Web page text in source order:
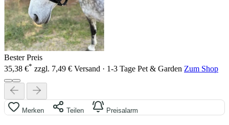
Bester Preis
35,38 €* zzgl. 7,49 € Versand · 1-3 Tage Pet & Garden Zum Shop
Merken Teilen Preisalarm